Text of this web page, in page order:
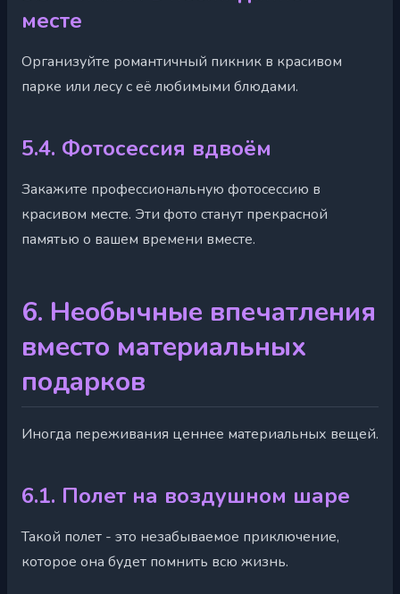
месте
Организуйте романтичный пикник в красивом
парке или лесу с её любимыми блюдами.
5.4. Фотосессия вдвоём
Закажите профессиональную фотосессию в
красивом месте. Эти фото станут прекрасной
памятью о вашем времени вместе.
6. Необычные впечатления
вместо материальных
подарков
Иногда переживания ценнее материальных вещей.
6.1. Полет на воздушном шаре
Такой полет - это незабываемое приключение,
которое она будет помнить всю жизнь.